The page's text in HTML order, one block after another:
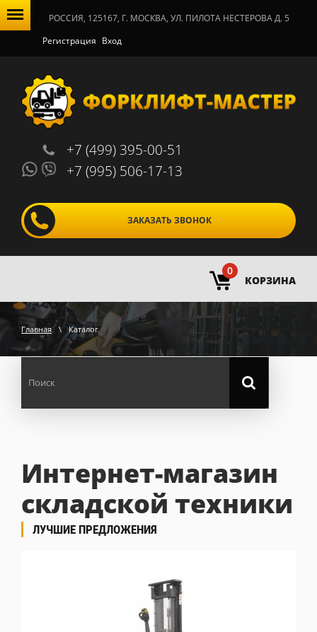
РОССИЯ, 125167, Г. МОСКВА, УЛ. ПИЛОТА НЕСТЕРОВА Д. 5
Регистрация Вход
+7 (499) 395-00-51
+7 (995) 506-17-13
ЗАКАЗАТЬ ЗВОНОК
0
КОРЗИНА
Главная \ Каталог
Интернет-магазин
складской техники
ЛУЧШИЕ ПРЕДЛОЖЕНИЯ